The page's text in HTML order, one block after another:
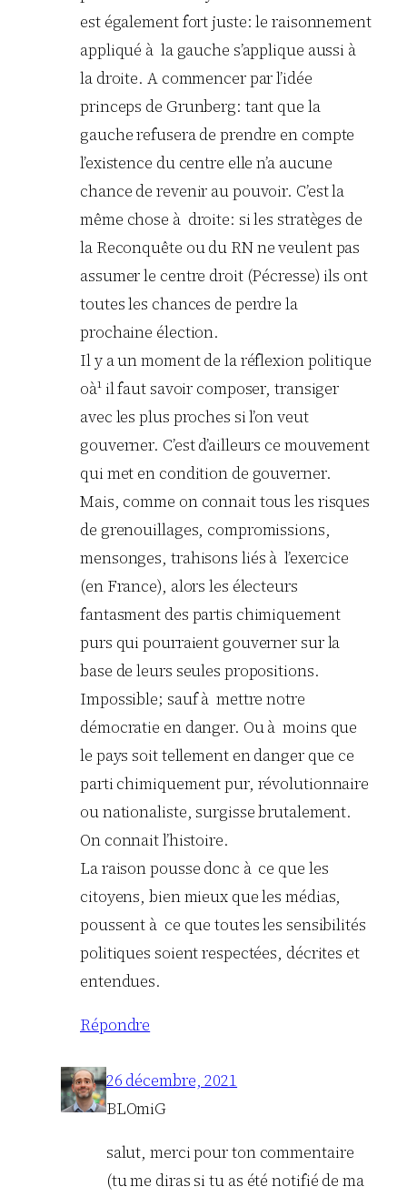
est également fort juste: le raisonnement
appliqué à la gauche s’applique aussi à
la droite. A commencer par l’idée
princeps de Grunberg: tant que la
gauche refusera de prendre en compte
l’existence du centre elle n’a aucune
chance de revenir au pouvoir. C’est la
même chose à droite: si les stratèges de
la Reconquête ou du RN ne veulent pas
assumer le centre droit (Pécresse) ils ont
toutes les chances de perdre la
prochaine élection.
Il y a un moment de la réflexion politique
oà¹ il faut savoir composer, transiger
avec les plus proches si l’on veut
gouverner. C’est d’ailleurs ce mouvement
qui met en condition de gouverner.
Mais, comme on connait tous les risques
de grenouillages, compromissions,
mensonges, trahisons liés à l’exercice
(en France), alors les électeurs
fantasment des partis chimiquement
purs qui pourraient gouverner sur la
base de leurs seules propositions.
Impossible; sauf à mettre notre
démocratie en danger. Ou à moins que
le pays soit tellement en danger que ce
parti chimiquement pur, révolutionnaire
ou nationaliste, surgisse brutalement.
On connait l’histoire.
La raison pousse donc à ce que les
citoyens, bien mieux que les médias,
poussent à ce que toutes les sensibilités
politiques soient respectées, décrites et
entendues.
Répondre
26 décembre, 2021
BLOmiG
salut, merci pour ton commentaire
(tu me diras si tu as été notifié de ma